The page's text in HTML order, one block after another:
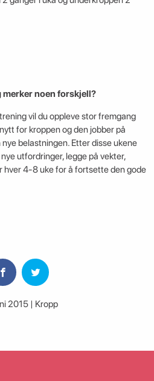
merker noen forskjell?
vil du oppleve stor fremgang
for kroppen og den jobber på
belastningen. Etter disse ukene
utfordringer, legge på vekter,
hver 4-8 uke for å fortsette den gode
2015 | Kropp